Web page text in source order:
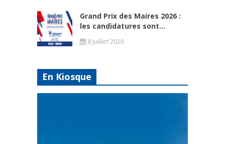
Grand Prix des Maires 2026 :
les candidatures sont...
8 juillet 2026
En Kiosque